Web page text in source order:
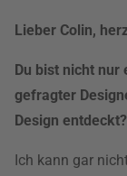
Lieber Colin,
Du bist nicht nur
gefragter
Design entdeckt?
Ich kann gar